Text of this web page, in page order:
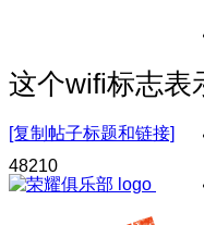
这个wifi标志表
[复制帖子标题和链接]
48210